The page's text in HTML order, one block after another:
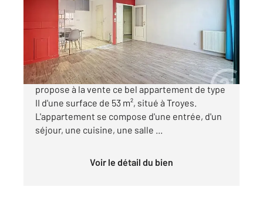
Appartement T2 à vendre
99 800 €
L'agence Century 21 Martinot Immobilier vous
propose à la vente ce bel appartement de type
II d'une surface de 53 m², situé à Troyes.
L'appartement se compose d'une entrée, d'un
séjour, une cuisine, une salle ...
Voir le détail du bien